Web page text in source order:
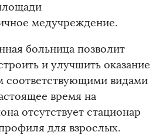
медучреждение.
больница позволит
и улучшить оказание
видами
время на
отсутствует стационар
для взрослых.